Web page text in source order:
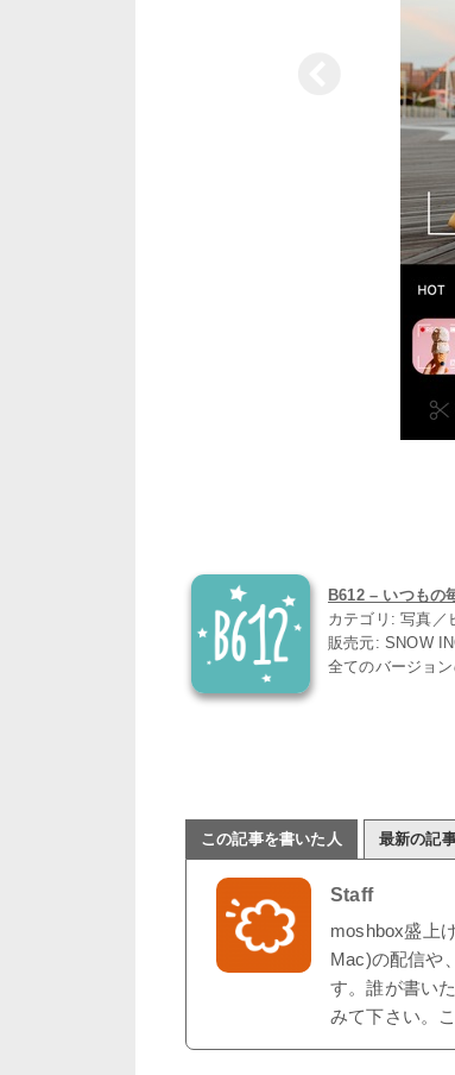
B612 – いつもの
カテゴリ: 写真／
販売元: SNOW
全てのバージョ
この記事を書いた人 最新の記
Staff
moshbox盛上
Mac)の配信や
す。誰が書い
みて下さい。